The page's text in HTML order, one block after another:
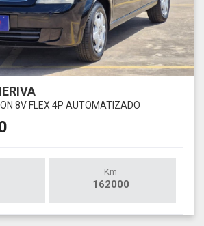
8V FLEX 4P AUTOMATIZADO
Km
162000